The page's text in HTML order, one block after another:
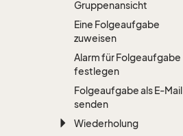
Gruppenansicht
Eine Folgeaufgabe
zuweisen
Alarm für Folgeaufgabe
festlegen
Folgeaufgabe als E-Mail
senden
Wiederholung